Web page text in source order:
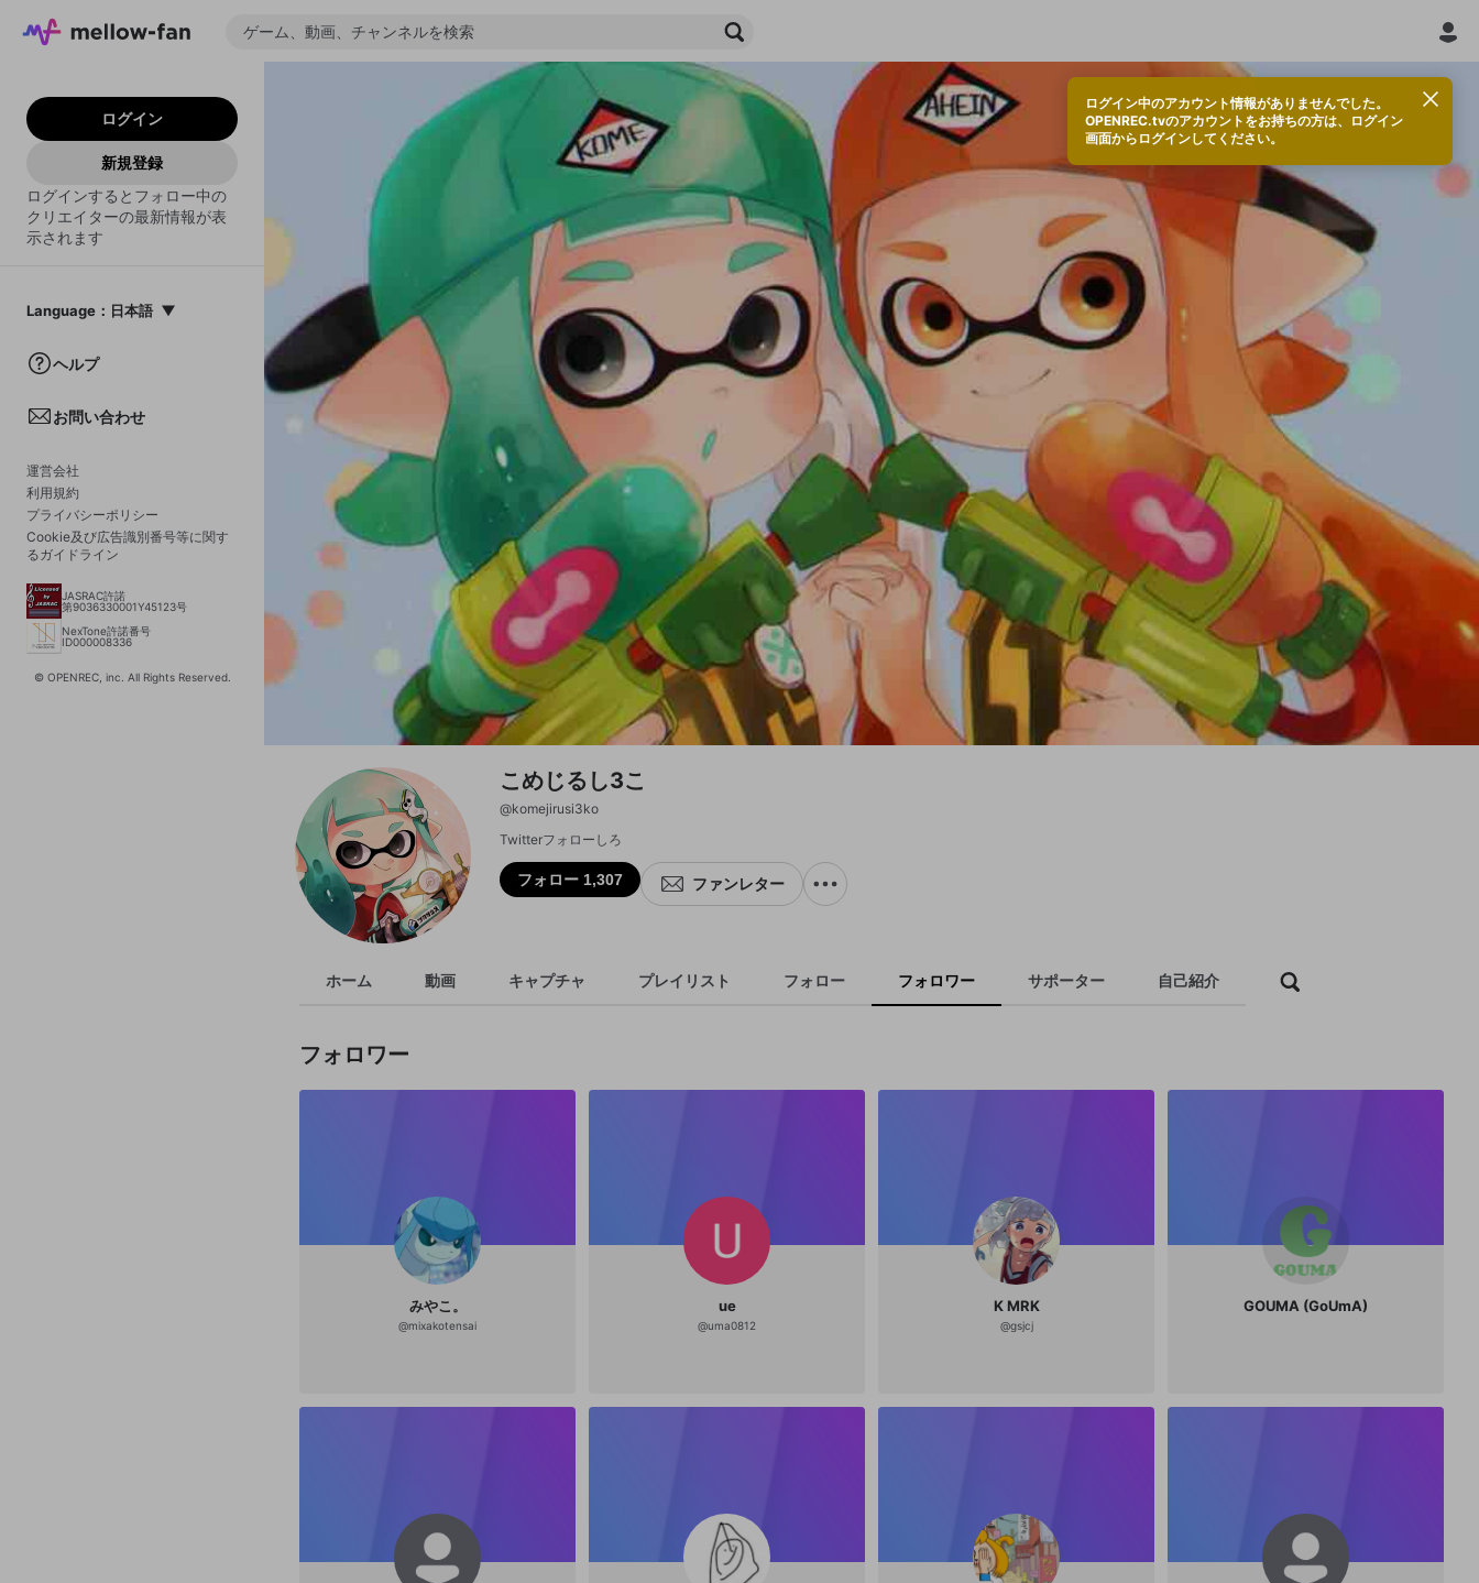
ログイン
新規登録
ログインするとフォロー中の
クリエイターの最新情報が表
示されます
Language ： 日本語
中文(簡体)
ヘルプ
お問い合わせ
運営会社
利用規約
プライバシーポリシー
Cookie及び広告識別番号等に関す
るガイドライン
JASRAC許諾
第9036330001Y45123号
NexTone許諾番号
ID000008336
© OPENREC, inc. All Rights Reserved.
ログイン中のアカウント情報がありませんでした。
OPENREC.tvのアカウントをお持ちの方は、ログイン
画面からログインしてください。
こめじるし3こ
@komejirusi3ko
フォロー 1,307 ファンレター
Twitterフォローしろ
ホーム 動画 キャプチャ プレイリスト フォロー フォロワー サポーター 自己紹介
フォロワー
みやこ。
@mixakotensai
ue
@uma0812
K MRK
@gsjcj
GOUMA (GoUmA)